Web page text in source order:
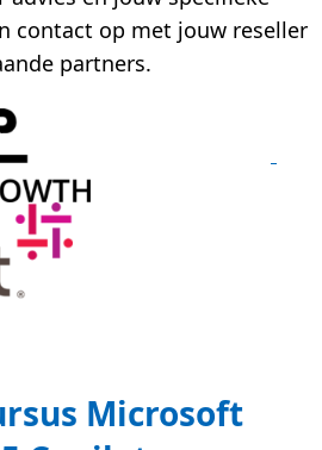
contact op met jouw reseller
partners.
Microsoft